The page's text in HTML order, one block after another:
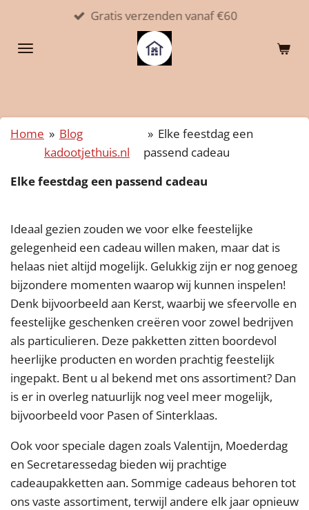
naar
Gratis verzenden vanaf €60
Home » Blog
kadootjethuis.nl
» Elke feestdag een
passend cadeau
Elke feestdag een passend cadeau
Ideaal gezien zouden we voor elke feestelijke
gelegenheid een cadeau willen maken, maar dat is
helaas niet altijd mogelijk. Gelukkig zijn er nog genoeg
bijzondere momenten waarop wij kunnen inspelen!
Denk bijvoorbeeld aan Kerst, waarbij we sfeervolle en
feestelijke geschenken creëren voor zowel bedrijven
als particulieren. Deze pakketten zitten boordevol
heerlijke producten en worden prachtig feestelijk
ingepakt. Bent u al bekend met ons assortiment? Dan
is er in overleg natuurlijk nog veel meer mogelijk,
bijvoorbeeld voor Pasen of Sinterklaas.
Ook voor speciale dagen zoals Valentijn, Moederdag
en Secretaressedag bieden wij prachtige
cadeaupakketten aan. Sommige cadeaus behoren tot
ons vaste assortiment, terwijl andere elk jaar opnieuw